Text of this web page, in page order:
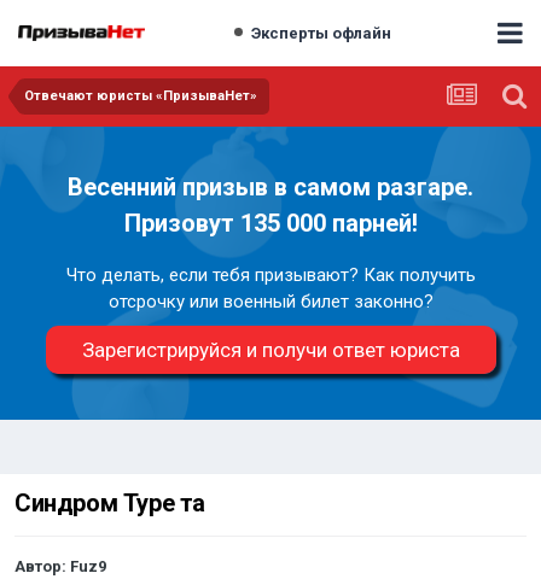
Эксперты офлайн
Отвечают юристы «ПризываНет»
Весенний призыв в самом разгаре.
Призовут 135 000 парней!
Что делать, если тебя призывают? Как получить
отсрочку или военный билет законно?
Зарегистрируйся и получи ответ юриста
Синдром Туре та
Автор: Fuz9